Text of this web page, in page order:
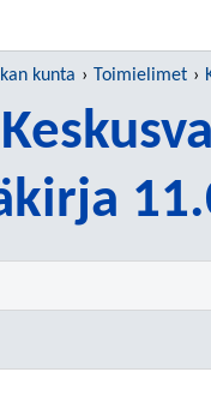
kunta Toimielimet